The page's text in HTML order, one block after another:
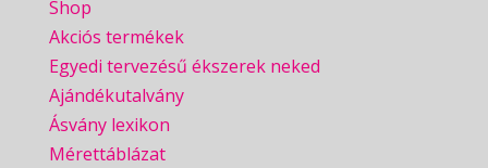
Shop
Akciós termékek
Egyedi tervezésű ékszerek neked
Ajándékutalvány
Ásvány lexikon
Mérettáblázat